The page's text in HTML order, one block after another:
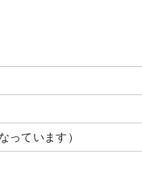
っています）